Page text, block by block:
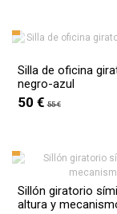
Silla de oficina
negro-azul
50 € 55 €
Sillón giratorio
altura y